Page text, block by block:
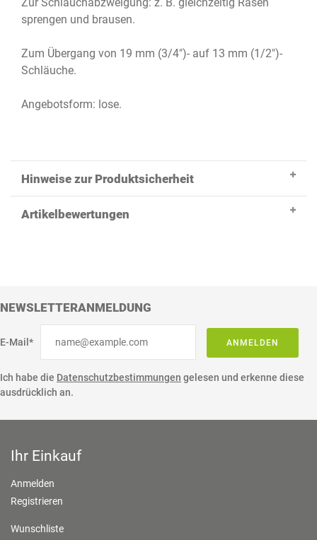
sprengen und brausen.
Zum Übergang von 19 mm (3/4")- auf 13 mm (1/2")-
Schläuche.
Angebotsform: lose.
Hinweise zur Produktsicherheit
Artikelbewertungen
NEWSLETTERANMELDUNG
E-Mail* ANMELDEN
Ich habe die Datenschutzbestimmungen gelesen und erkenne diese
ausdrücklich an.
Ihr Einkauf
Anmelden
Registrieren
Wunschliste